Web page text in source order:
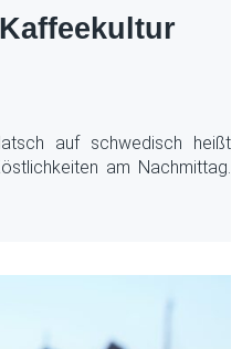
auf schwedisch heißt
am Nachmittag.